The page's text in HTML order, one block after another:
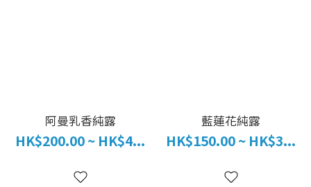
阿曼乳香純露
HK$200.00 ~ HK$4...
藍蓮花純露
HK$150.00 ~ HK$3...